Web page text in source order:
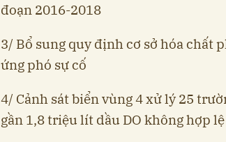
đoạn 2016-2018
3/ Bổ sung quy định cơ sở hóa chất
ứng phó sự cố
4/ Cảnh sát biển vùng 4 xử lý 25
gần 1,8 triệu lít dầu DO không hợp lệ